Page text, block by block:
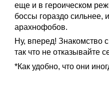
еще и в героическом
боссы гораздо сильнее,
арахнофобов.
Ну, вперед! Знакомство
так что не отказывайте
*Как удобно, что они